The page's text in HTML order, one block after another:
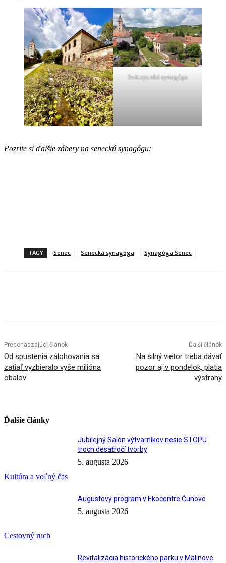
Svätojurská synagóga
Pozrite si ďalšie zábery na seneckú synagógu:
TAGY Senec Senecká synagóga Synagóga Senec
Predchádzajúci článok
Od spustenia zálohovania sa
zatiaľ vyzbieralo vyše milióna
obalov
Ďalší článok
Na silný vietor treba dávať
pozor aj v pondelok, platia
výstrahy
Ďalšie články
Kultúra a voľný čas
Jubilejný Salón výtvarníkov nesie STOPU
troch desaťročí tvorby
5. augusta 2026
Cestovný ruch
Augustový program v Ekocentre Čunovo
5. augusta 2026
Revitalizácia historického parku v Malinove